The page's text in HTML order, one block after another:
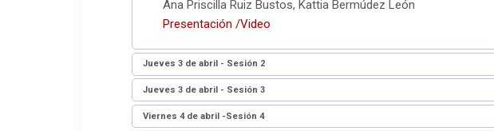
Ana Priscilla Ruiz Bustos, Kattia Bermúdez León
Presentación /Video
Jueves 3 de abril - Sesión 2
Jueves 3 de abril - Sesión 3
Viernes 4 de abril -Sesión 4